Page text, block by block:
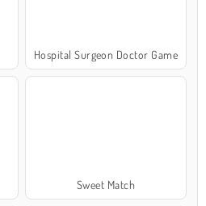
Hospital Surgeon Doctor Game
Sweet Match